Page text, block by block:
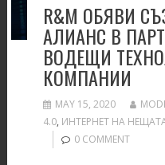
R&M ОБЯВИ
АЛИАНС В
ВОДЕЩИ
КОМПАНИИ
MAY 15, 2020
4.0, ИНТЕРНЕТ НА
0 COMMENT